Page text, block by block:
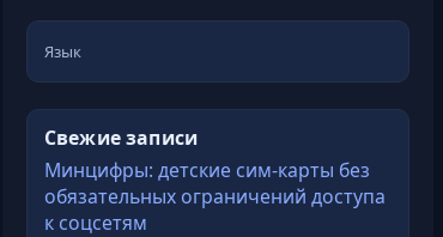
и
с
к
Язык
Свежие записи
Минцифры: детские сим-карты без
обязательных ограничений доступа
к соцсетям